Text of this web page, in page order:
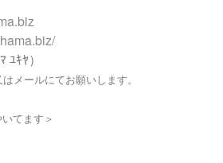
ｷﾔ）
メールにてお願いします。
てます＞